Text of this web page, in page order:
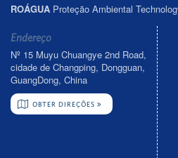
ROÁGUA Proteção Ambiental
Endereço
Nº 15 Muyu Chuangye 2nd Road,
cidade de Changping, Dongguan,
GuangDong, China
OBTER DIREÇÕES